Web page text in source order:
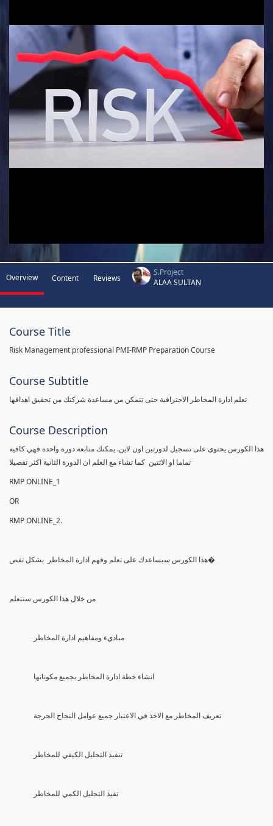
Overview Content Reviews
S.Project
ALAA SULTAN
Course Title
Risk Management professional PMI-RMP Preparation Course
Course Subtitle
تعلم ادارة المخاطر الاحترافية حتى تتمكن من مساعدة شركتك من تحقيق اهدافها
Course Description
هذا الكورس يحتوي على تسجيل لدورتين اون لاين. يمكنك متابعة دورة واحدة فهي كافية
تماما او الاثنين كما تشاء مع العلم ان الدورة الثانية اكثر تفصيلا
RMP ONLINE_1
OR
RMP ONLINE_2.
هذا الكورس سيساعدك على تعلم وفهم ادارة المخاطر بشكل تفص�
من خلال هذا الكورس ستتعلم
مباديء ومفاهيم ادارة المخاطر
انشاء خطة ادارة المخاطر بجميع مكوناتها
تعريف المخاطر مع الاخذ في الاعتبار جميع عوامل النجاح الحرجة
تنفيذ التحليل الكيفي للمخاطر
تفيذ التحليل الكمي للمخاطر